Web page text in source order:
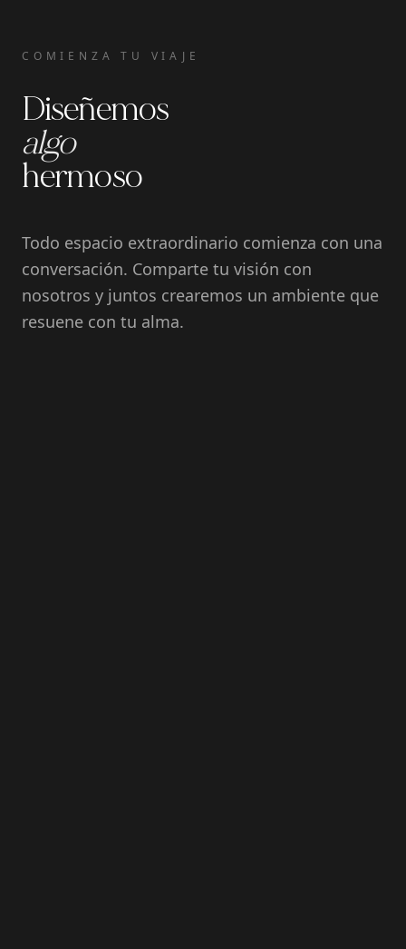
COMIENZA TU VIAJE
Diseñemos
algo
hermoso
Todo espacio extraordinario comienza con una
conversación. Comparte tu visión con
nosotros y juntos crearemos un ambiente que
resuene con tu alma.